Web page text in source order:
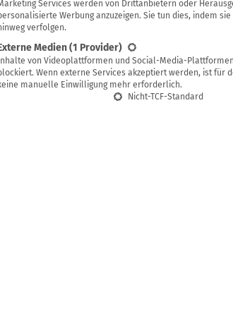
Einkochen im Backofen
– Schritt für Schritt
speichern
Backofen ist eine praktische
im Topf. Was du dafür brauchst
Services werden von Drittanbietern oder
Werbung anzuzeigen. Sie tun dies, indem
verfolgen.
Medien(1 Provider)
von Videoplattformen und Social-Media-
Wenn externe Services akzeptiert werden, ist für
manuelle Einwilligung mehr erforderlich.
Nicht-TCF-Standard